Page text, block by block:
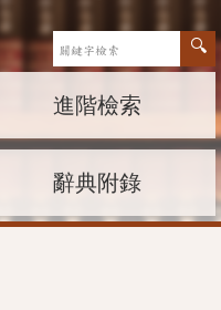
進階檢索
辭典附錄